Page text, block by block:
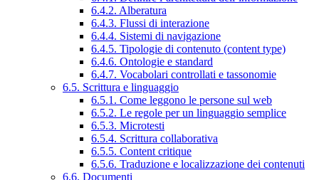
6.4.2. Alberatura
6.4.3. Flussi di interazione
6.4.4. Sistemi di navigazione
6.4.5. Tipologie di contenuto (content type)
6.4.6. Ontologie e standard
6.4.7. Vocabolari controllati e tassonomie
6.5. Scrittura e linguaggio
6.5.1. Come leggono le persone sul web
6.5.2. Le regole per un linguaggio semplice
6.5.3. Microtesti
6.5.4. Scrittura collaborativa
6.5.5. Content critique
6.5.6. Traduzione e localizzazione dei contenuti
6.6. Documenti